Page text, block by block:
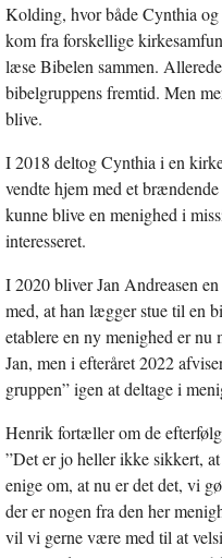
Kolding, hvor både Cynthia
kom fra forskellige
læse Bibelen sammen.
bibelgruppens fremtid. Men
blive.
I 2018 deltog Cynthia i en
vendte hjem med et
kunne blive en menighed i
interesseret.
I 2020 bliver Jan Andreasen
med, at han lægger stue til en
etablere en ny menighed er
Jan, men i efteråret 2022
gruppen” igen at deltage i
Henrik fortæller om de
”Det er jo heller ikke sikkert,
enige om, at nu er det det, vi
der er nogen fra den her
vil vi gerne være med til at